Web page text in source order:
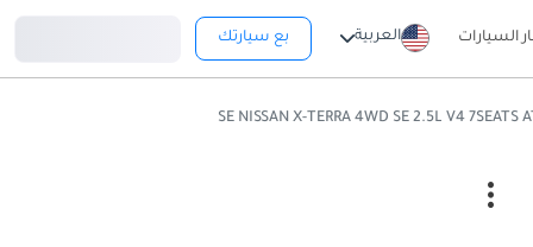
السيارات العربية بع سيارتك